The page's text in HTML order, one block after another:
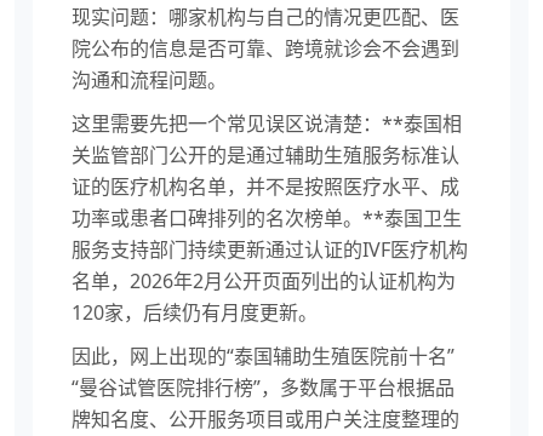
现实问题：哪家机构与自己的情况更匹配、医
院公布的信息是否可靠、跨境就诊会不会遇到
沟通和流程问题。
这里需要先把一个常见误区说清楚：**泰国相
关监管部门公开的是通过辅助生殖服务标准认
证的医疗机构名单，并不是按照医疗水平、成
功率或患者口碑排列的名次榜单。**泰国卫生
服务支持部门持续更新通过认证的IVF医疗机构
名单，2026年2月公开页面列出的认证机构为
120家，后续仍有月度更新。
因此，网上出现的“泰国辅助生殖医院前十名”
“曼谷试管医院排行榜”，多数属于平台根据品
牌知名度、公开服务项目或用户关注度整理的